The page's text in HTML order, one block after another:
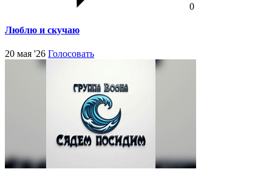
0
Люблю и скучаю
20 мая '26 Голосовать